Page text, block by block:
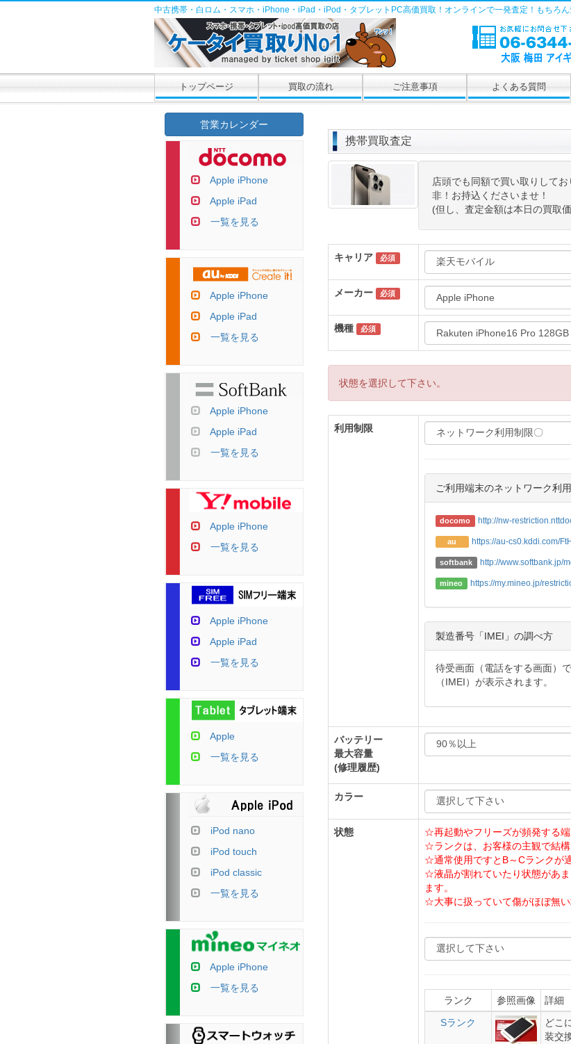
中古携帯・白ロム・スマホ・iPhone・iPad・iPod・タブレットPC高価買取！オンラインで一発査定！もちろん
トップページ 買取の流れ ご注意事項 よくある質問
携帯買取査定
店頭でも同額で買い取りしてお
非！お持込くださいませ！
(但し、査定金額は本日の買取
キャリア 必須
メーカー 必須
機種 必須
状態を選択して下さい。
利用制限
ご利用端末のネットワーク利
docomo http://nw-
au https://au-cs0.kddi.com/
softbank http://www.softbank.jp/
mineo https://my.mineo.jp/
製造番号「IMEI」の調べ方
待受画面（電話をする画面）
（IMEI）が表示されます。
バッテリー
最大容量
(修理履歴)
カラー
状態
☆再起動やフリーズが頻発する端
☆ランクは、お客様の主観で結構
☆通常使用ですとB～Cランクが
☆液晶が割れていたり状態があ
ます。
☆大事に扱っていて傷がほぼ無い
ランク 参照画像
詳細
Sランク
どこ
装交
営業カレンダー
Apple iPhone
Apple iPad
一覧を見る
Apple iPhone
Apple iPad
一覧を見る
Apple iPhone
Apple iPad
一覧を見る
Apple iPhone
一覧を見る
Apple iPhone
Apple iPad
一覧を見る
Apple
一覧を見る
iPod nano
iPod touch
iPod classic
一覧を見る
Apple iPhone
一覧を見る